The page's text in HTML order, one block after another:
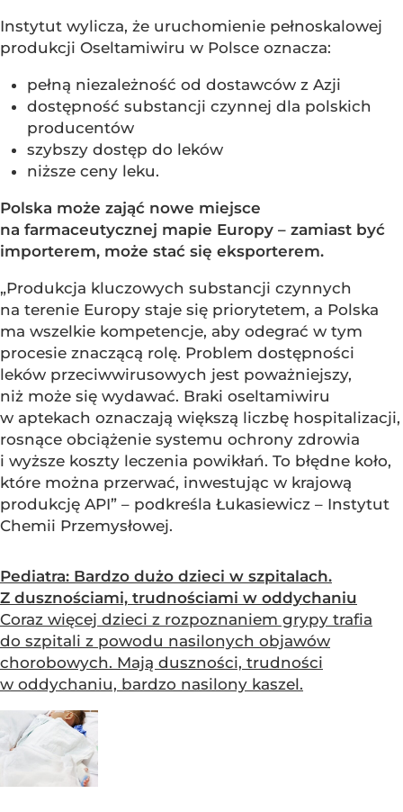
Instytut wylicza, że uruchomienie pełnoskalowej
produkcji Oseltamiwiru w Polsce oznacza:
pełną niezależność od dostawców z Azji
dostępność substancji czynnej dla polskich
producentów
szybszy dostęp do leków
niższe ceny leku.
Polska może zająć nowe miejsce
na farmaceutycznej mapie Europy – zamiast być
importerem, może stać się eksporterem.
„Produkcja kluczowych substancji czynnych
na terenie Europy staje się priorytetem, a Polska
ma wszelkie kompetencje, aby odegrać w tym
procesie znaczącą rolę. Problem dostępności
leków przeciwwirusowych jest poważniejszy,
niż może się wydawać. Braki oseltamiwiru
w aptekach oznaczają większą liczbę hospitalizacji,
rosnące obciążenie systemu ochrony zdrowia
i wyższe koszty leczenia powikłań. To błędne koło,
które można przerwać, inwestując w krajową
produkcję API” – podkreśla Łukasiewicz – Instytut
Chemii Przemysłowej.
Pediatra: Bardzo dużo dzieci w szpitalach.
Z dusznościami, trudnościami w oddychaniu
Coraz więcej dzieci z rozpoznaniem grypy trafia
do szpitali z powodu nasilonych objawów
chorobowych. Mają duszności, trudności
w oddychaniu, bardzo nasilony kaszel.